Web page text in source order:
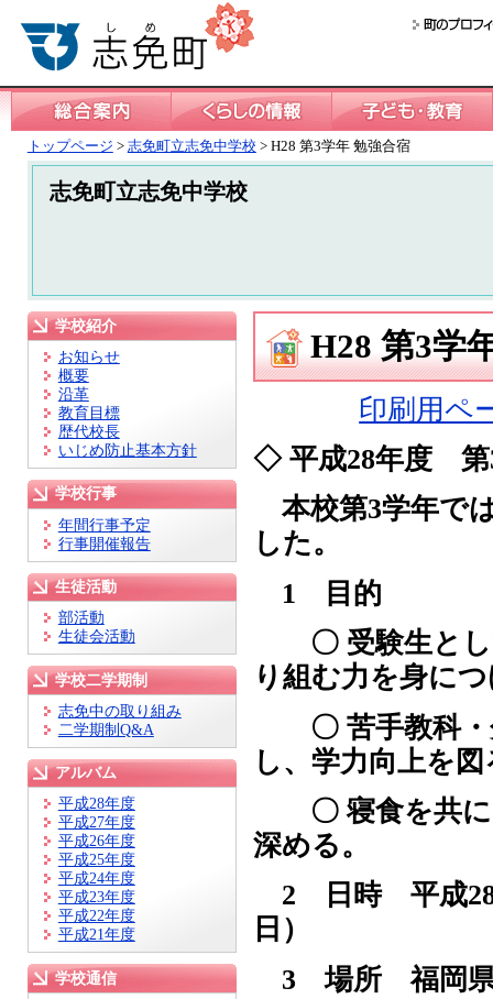
トップページ > 志免町立志免中学校 > H28 第3学年 勉強合宿
志免町立志免中学校
学校紹介
お知らせ
概要
沿革
教育目標
歴代校長
いじめ防止基本方針
学校行事
年間行事予定
行事開催報告
生徒活動
部活動
生徒会活動
学校二学期制
志免中の取り組み
二学期制Q&A
アルバム
平成28年度
平成27年度
平成26年度
平成25年度
平成24年度
平成23年度
平成22年度
平成21年度
学校通信
H28 第3学
印刷用ペ
◇ 平成28年度
本校第3学年で
した。
1 目的
〇 受験生とし
り組む力を身に
〇 苦手教科・
し、学力向上を図
〇 寝食を共に
深める。
2 日時 平成28
日）
3 場所 福岡県